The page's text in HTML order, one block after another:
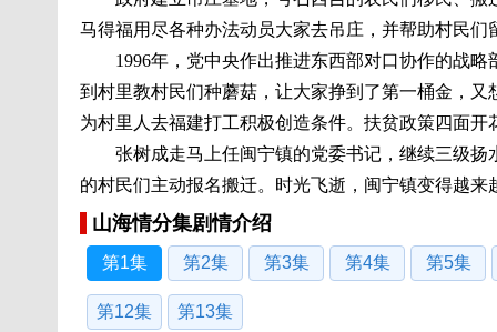
马得福用尽各种办法动员大家去吊庄，并帮助村民们
1996年，党中央作出推进东西部对口协作的战略
到村里教村民们种蘑菇，让大家挣到了第一桶金，
为村里人去福建打工积极创造条件。扶贫政策四面开
张树成走马上任闽宁镇的党委书记，继续三级扬
的村民们主动报名搬迁。时光飞逝，闽宁镇变得越
山海情分集剧情介绍
第1集 第2集 第3集 第4集 第5集
第12集 第13集